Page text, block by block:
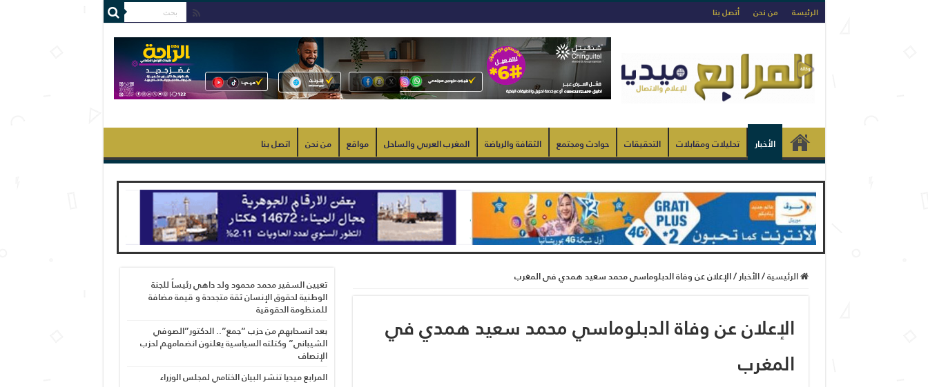
الرئيسة من نحن أتصل بنا
الأخبار تحليلات ومقابلات التحقيقات حوادث ومجتمع الثقافة والرياضة المغرب العربي والساحل مواقع من نحن اتصل بنا
الرئيسية/الأخبار/الإعلان عن وفاة الدبلوماسي محمد سعيد همدي في المغرب
الإعلان عن وفاة الدبلوماسي محمد سعيد همدي في
المغرب
تعيين السفير محمد محمود ولد داهي رئيساً للجنة
الوطنية لحقوق الإنسان ثقة متجددة و قيمة مضافة
للمنظومة الحقوقية
بعد انسحابهم من حزب “جمع”.. الدكتور”الصوفي
الشيباني” وكتلته السياسية يعلنون انضمامهم لحزب
الإنصاف
المرابع ميديا تنشر البيان الختامي لمجلس الوزراء